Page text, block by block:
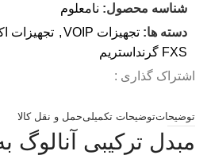
شناسه محصول: نامعلوم
دسته ها: تجهیزات VOIP , تجهیزات
FXS گرند‌استریم
اشتراک گذاری :
توضیحاتتوضیحات تکمیلیحمل و نقل کالا